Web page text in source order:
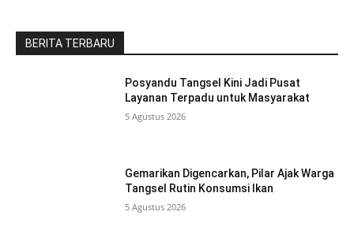
BERITA TERBARU
Posyandu Tangsel Kini Jadi Pusat
Layanan Terpadu untuk Masyarakat
5 Agustus 2026
Gemarikan Digencarkan, Pilar Ajak Warga
Tangsel Rutin Konsumsi Ikan
5 Agustus 2026